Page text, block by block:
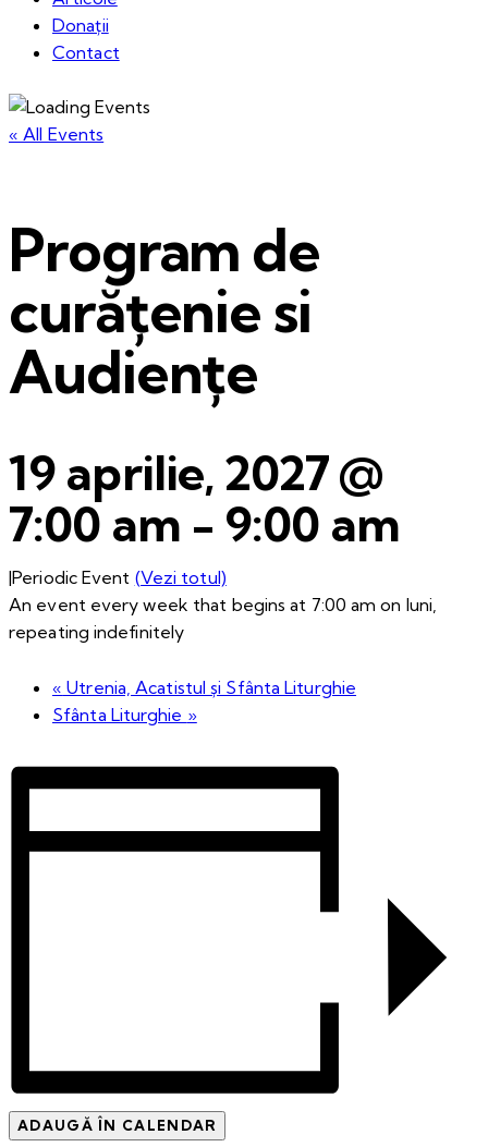
Donații
Contact
« All Events
Program de
curățenie si
Audiențe
19 aprilie, 2027 @
7:00 am - 9:00 am
|Periodic Event (Vezi totul)
An event every week that begins at 7:00 am on luni,
repeating indefinitely
« Utrenia, Acatistul și Sfânta Liturghie
Sfânta Liturghie »
ADAUGĂ ÎN CALENDAR